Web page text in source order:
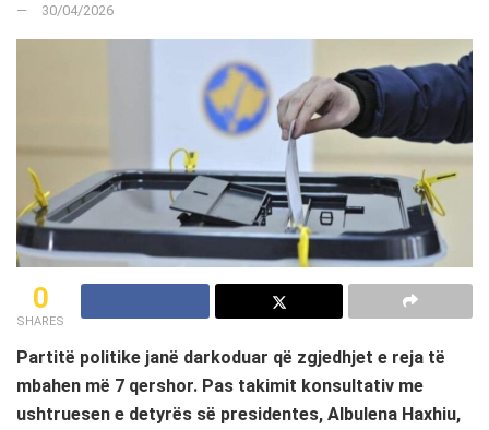
30/04/2026
0
SHARES
Partitë politike janë darkoduar që zgjedhjet e reja të
mbahen më 7 qershor. Pas takimit konsultativ me
ushtruesen e detyrës së presidentes, Albulena Haxhiu,